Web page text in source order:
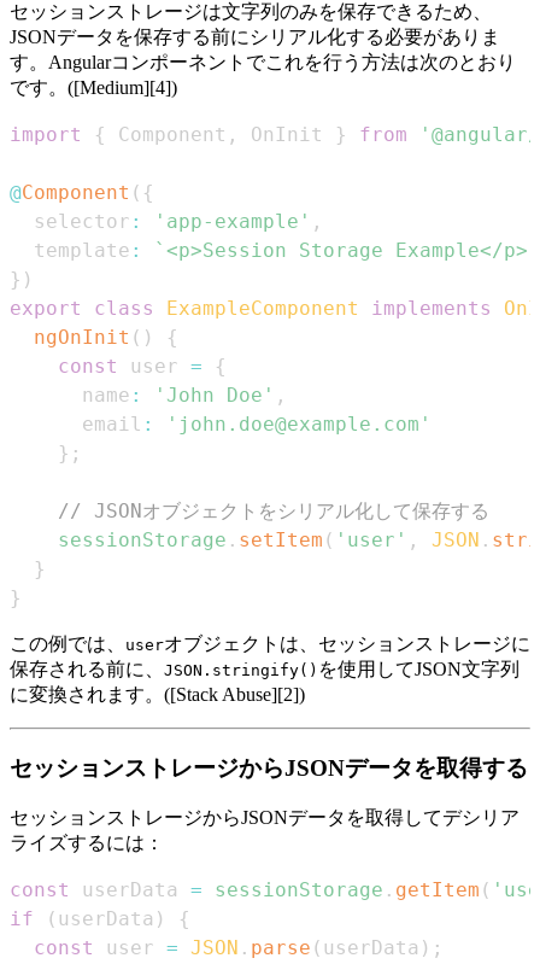
セッションストレージは文字列のみを保存できるため、
JSONデータを保存する前にシリアル化する必要がありま
す。Angularコンポーネントでこれを行う方法は次のとおり
です。([Medium][4])
import { Component , OnInit } from
@Component ( {
  selector
: 'app-example' ,
  template
: ` <p>Session Storage Example</p>
} )
export
class ExampleComponent implements
ngOnInit ( )
{
const
user =
{
      name
: 'John Doe' ,
      email
:
'john.doe@example.com'
} ;
// JSONオブジェクトをシリアル化して保存する
sessionStorage . setItem ( 'user' , JSON .
}
}
この例では、 userオブジェクトは、セッションストレージに
保存される前に、 JSON.stringify() を使用してJSON文字列
に変換されます。([Stack Abuse][2])
セッションストレージからJSONデータを取得する
セッションストレージからJSONデータを取得してデシリア
ライズするには：
const userData = sessionStorage . getItem (
if
( userData )
{
const
user = JSON . parse ( userData ) ;